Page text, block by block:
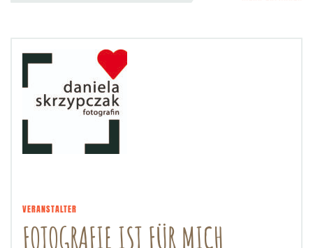
VERANSTALTER
FOTOGRAFIE IST FÜR MICH